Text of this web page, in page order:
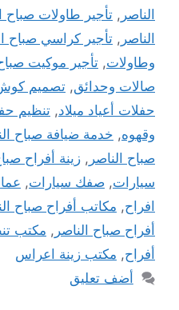
الناصر , تأجير طاولات صباح
الناصر , تأجير كراسي صباح
وطاولات, تأجير موكيت
صالات وحدائق, تصميم كوش
حفلات أعياد ميلاد, تنظيم
وقهوه, خدمة ضيافة صباح
صباح الناصر , زينة أفراح
سيارات, صفك سيارات,
افراح, مكاتب أفراح صباح
أفراح صباح الناصر , مكتب
أفراح, مكتب زينة اعراس
أضف تعليق